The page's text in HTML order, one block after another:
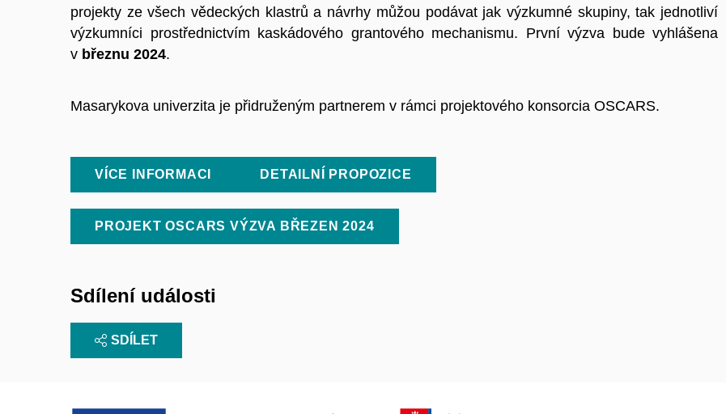
projekty ze všech vědeckých klastrů a návrhy můžou podávat jak výzkumné skupiny, tak jednotliví
výzkumníci prostřednictvím kaskádového grantového mechanismu. První výzva bude vyhlášena
v březnu 2024.
Masarykova univerzita je přidruženým partnerem v rámci projektového konsorcia OSCARS.
VÍCE INFORMACI DETAILNÍ PROPOZICE
PROJEKT OSCARS VÝZVA BŘEZEN 2024
Sdílení události
SDÍLET